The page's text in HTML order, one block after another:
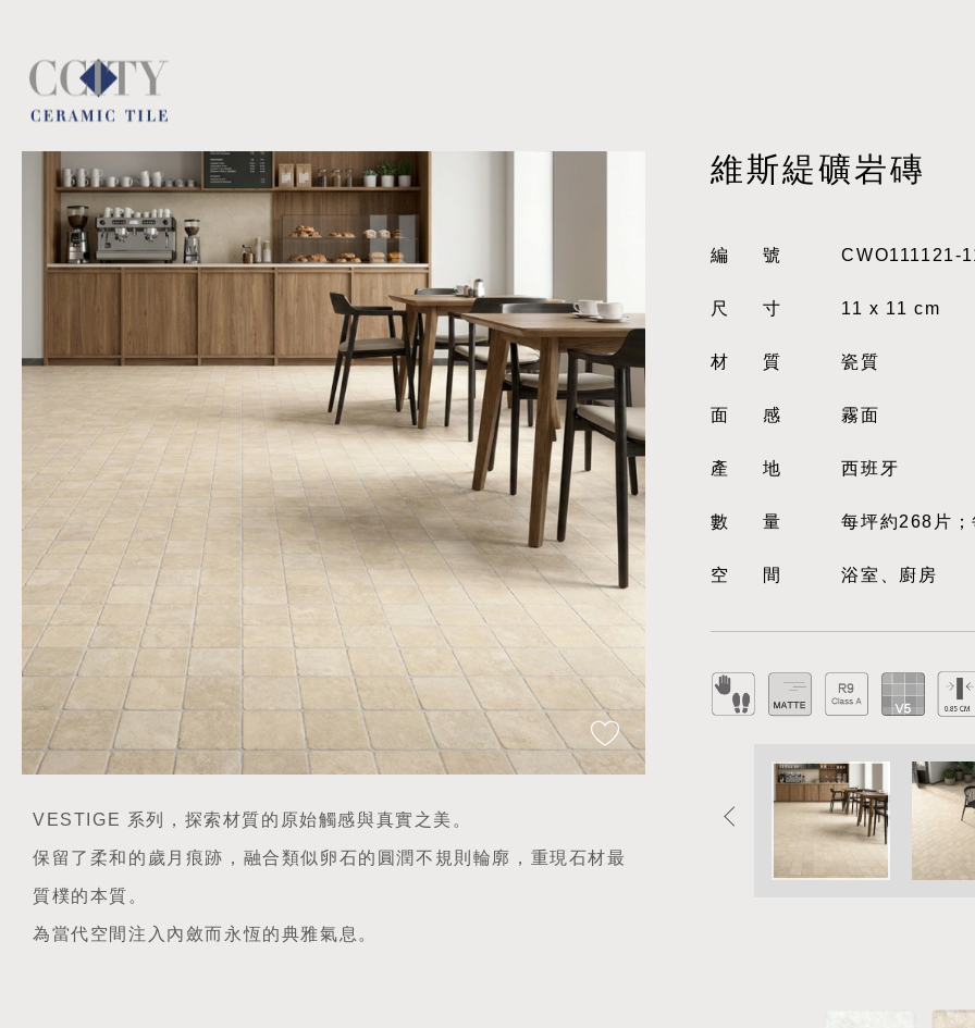
VESTIGE 系列，探索材質的原始觸感與真實之美。
保留了柔和的歲月痕跡，融合類似卵石的圓潤不規則輪廓，重現石材最
質樸的本質。
為當代空間注入內斂而永恆的典雅氣息。
維斯緹礦岩磚
編號 CWO111121-
尺寸 11 x 11 cm
材質 瓷質
面感 霧面
產地 西班牙
數量 每坪約268片
空間 浴室、廚房